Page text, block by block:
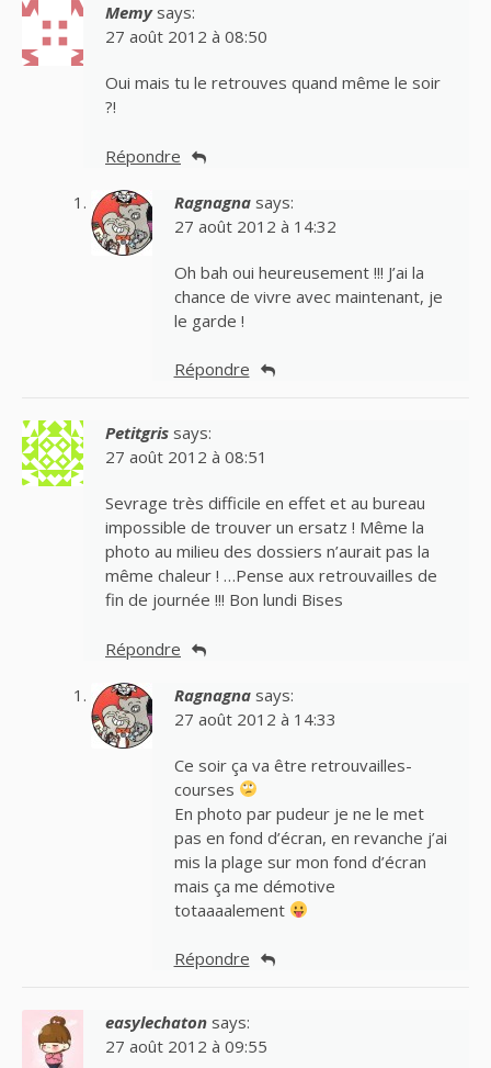
Memy says:
27 août 2012 à 08:50
Oui mais tu le retrouves quand même le soir
?!
Répondre
Ragnagna says:
27 août 2012 à 14:32
Oh bah oui heureusement !!! J’ai la
chance de vivre avec maintenant, je
le garde !
Répondre
Petitgris says:
27 août 2012 à 08:51
Sevrage très difficile en effet et au bureau
impossible de trouver un ersatz ! Même la
photo au milieu des dossiers n’aurait pas la
même chaleur ! …Pense aux retrouvailles de
fin de journée !!! Bon lundi Bises
Répondre
Ragnagna says:
27 août 2012 à 14:33
Ce soir ça va être retrouvailles-
courses
En photo par pudeur je ne le met
pas en fond d’écran, en revanche j’ai
mis la plage sur mon fond d’écran
mais ça me démotive
totaaaalement
Répondre
easylechaton says:
27 août 2012 à 09:55